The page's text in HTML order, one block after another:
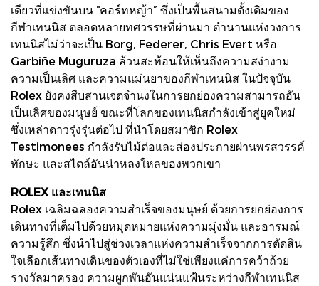
เดียวที่แข่งขันบน “คอร์ทหญ้า” ซึ่งเป็นพื้นสนามดั้งเดิมของ
กีฬาเทนนิส ตลอดหลายทศวรรษที่ผ่านมา ตำนานแห่งวงการ
เทนนิสไม่ว่าจะเป็น Borg, Federer, Chris Evert หรือ
Garbiñe Muguruza ล้วนสะท้อนให้เห็นถึงความสง่างาม
ความเป็นเลิศ และความแม่นยาของกีฬาเทนนิส ในปัจจุบัน
Rolex ยังคงสืบสานเจตจำนงในการยกย่องความสามารถอัน
เป็นเลิศของมนุษย์ ขณะที่โลกของเทนนิสกำลังเข้าสู่ยุคใหม่
ซึ่งเหล่าดาวรุ่งรุ่นต่อไป ที่นำโดยสมาชิก Rolex
Testimonees กำลังรับไม้ต่อและส่องประกายผ่านพรสวรรค์
ทักษะ และสไตล์อันน่าหลงใหลของพวกเขา
ROLEX และเทนนิส
Rolex เฉลิมฉลองความสำเร็จของมนุษย์ ด้วยการยกย่องการ
เดินทางที่เต็มไปด้วยหมุดหมายแห่งความมุ่งมั่น และอารมณ์
ความรู้สึก ซึ่งนำไปสู่ช่วงเวลาแห่งความสำเร็จจากการตัดสิน
ใจเลือกเส้นทางเดินของตัวเองที่ไม่ใช่เพียงแค่การคว้าถ้วย
รางวัลมาครอง ความผูกพันอันแน่นแฟ้นระหว่างกีฬาเทนนิส